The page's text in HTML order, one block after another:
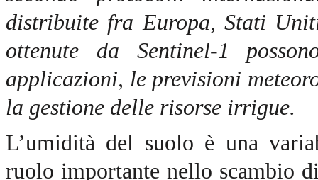
distribuite fra Europa, Stati
ottenute da Sentinel-1
applicazioni, le previsioni
la gestione delle risorse irrigue.
L’umidità del suolo è una
ruolo importante nello scambio